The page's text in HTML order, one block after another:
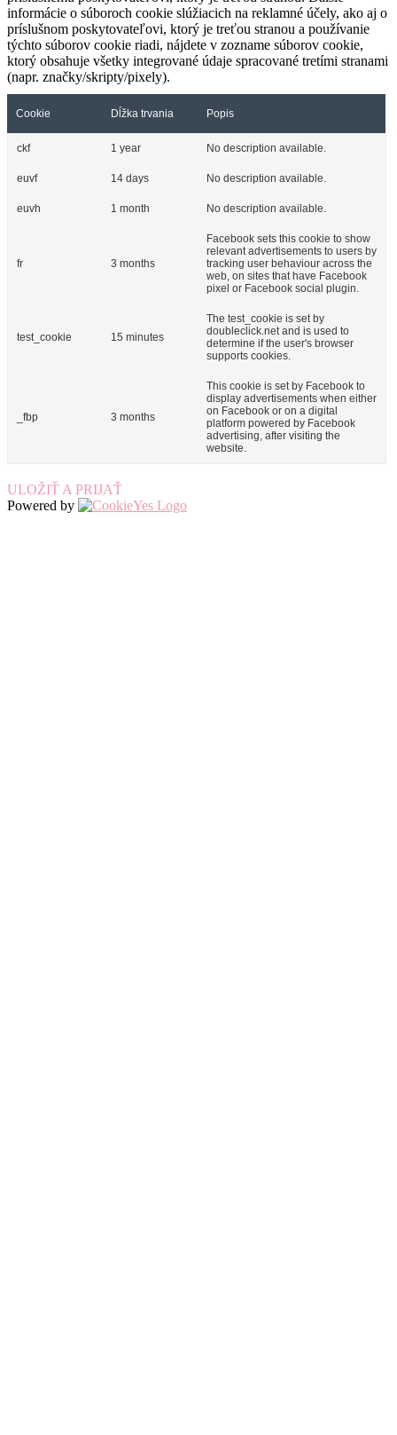
informácie o súboroch cookie slúžiacich na reklamné účely, ako aj o
príslušnom poskytovateľovi, ktorý je treťou stranou a používanie
týchto súborov cookie riadi, nájdete v zozname súborov cookie,
ktorý obsahuje všetky integrované údaje spracované tretími stranami
(napr. značky/skripty/pixely).
Cookie Dĺžka trvania Popis
ckf 1 year No description available.
euvf 14 days No description available.
euvh 1 month No description available.
fr 3 months
Facebook sets this cookie to show
relevant advertisements to users by
tracking user behaviour across the
web, on sites that have Facebook
pixel or Facebook social plugin.
test_cookie 15 minutes
The test_cookie is set by
doubleclick.net and is used to
determine if the user's browser
supports cookies.
_fbp 3 months
This cookie is set by Facebook to
display advertisements when either
on Facebook or on a digital
platform powered by Facebook
advertising, after visiting the
website.
ULOŽIŤ A PRIJAŤ
Powered by